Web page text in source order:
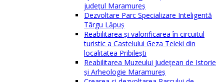
județul Maramureș
Dezvoltare Parc Specializare Inteligentă
Târgu Lăpuș
Reabilitarea și valorificarea în circuitul
turistic a Castelului Geza Teleki din
localitatea Pribilești
Reabilitarea Muzeului Județean de Istorie
și Arheologie Maramureș